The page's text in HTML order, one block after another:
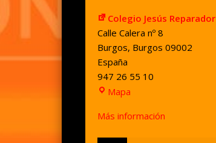
Colegio Jesús Reparador
Calle Calera nº 8
Burgos, Burgos 09002
España
947 26 55 10
MapaColegio
Reparador
Más información